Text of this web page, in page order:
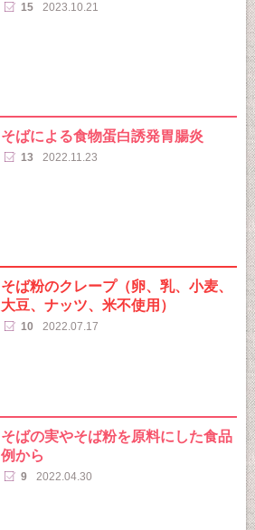
15 2023.10.21
そばによる食物蛋白誘発胃腸炎
13 2022.11.23
そば粉のクレープ（卵、乳、小麦、
大豆、ナッツ、米不使用）
10 2022.07.17
そばの実やそば粉を原料にした食品
例から
9 2022.04.30